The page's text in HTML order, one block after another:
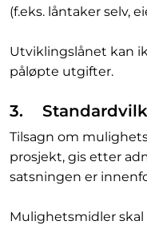
(f.eks. låntaker selv,
Utviklingslånet kan
påløpte utgifter.
3.
Tilsagn om
prosjekt, gis etter
satsningen er
Mulighetsmidler